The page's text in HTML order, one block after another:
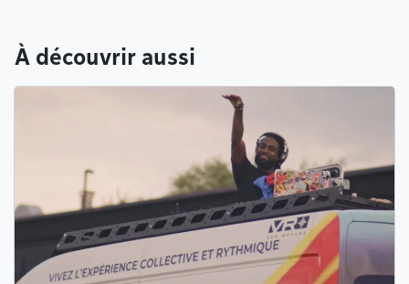
À découvrir aussi